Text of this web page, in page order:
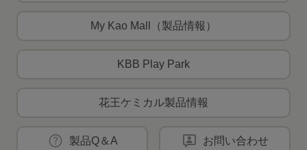
My Kao Mall（製品情報）
KBB Play Park
花王ケミカル製品情報
製品Q＆A お問い合わせ